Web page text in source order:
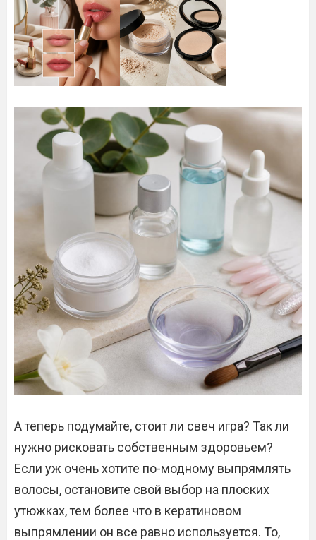
А теперь подумайте, стоит ли свеч игра? Так ли
нужно рисковать собственным здоровьем?
Если уж очень хотите по-модному выпрямлять
волосы, остановите свой выбор на плоских
утюжках, тем более что в кератиновом
выпрямлении он все равно используется. То,